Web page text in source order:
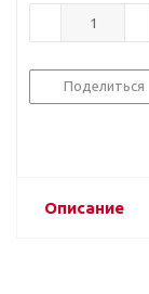
Поделиться
Описание